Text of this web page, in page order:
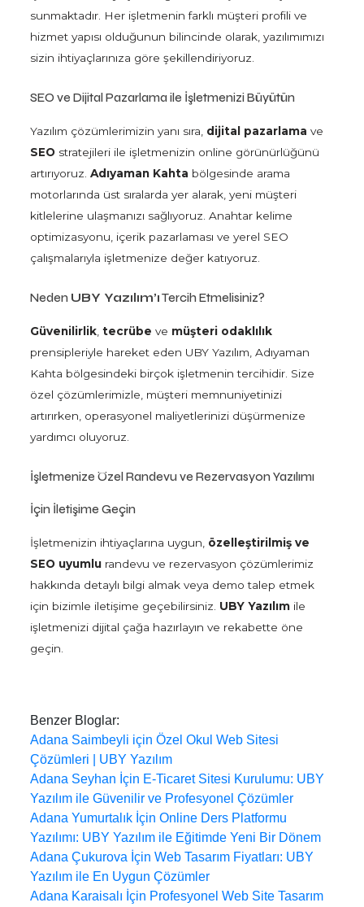
sunmaktadır. Her işletmenin farklı müşteri profili ve
hizmet yapısı olduğunun bilincinde olarak, yazılımımızı
sizin ihtiyaçlarınıza göre şekillendiriyoruz.
SEO ve Dijital Pazarlama ile İşletmenizi Büyütün
Yazılım çözümlerimizin yanı sıra, dijital pazarlama ve
SEO stratejileri ile işletmenizin online görünürlüğünü
artırıyoruz.Adıyaman Kahta bölgesinde arama
motorlarında üst sıralarda yer alarak, yeni müşteri
kitlelerine ulaşmanızı sağlıyoruz. Anahtar kelime
optimizasyonu, içerik pazarlaması ve yerel SEO
çalışmalarıyla işletmenize değer katıyoruz.
Neden UBY Yazılım’ıTercih Etmelisiniz?
Güvenilirlik ,tecrübe ve müşteri odaklılık
prensipleriyle hareket eden UBY Yazılım, Adıyaman
Kahta bölgesindeki birçok işletmenin tercihidir. Size
özel çözümlerimizle, müşteri memnuniyetinizi
artırırken, operasyonel maliyetlerinizi düşürmenize
yardımcı oluyoruz.
İşletmenize Özel Randevu ve Rezervasyon Yazılımı
İçin İletişime Geçin
İşletmenizin ihtiyaçlarına uygun, özelleştirilmiş ve
SEO uyumlu randevu ve rezervasyon çözümlerimiz
hakkında detaylı bilgi almak veya demo talep etmek
için bizimle iletişime geçebilirsiniz. UBY Yazılım ile
işletmenizi dijital çağa hazırlayın ve rekabette öne
geçin.
Benzer Bloglar:
Adana Saimbeyli için Özel Okul Web Sitesi
Çözümleri | UBY Yazılım
Adana Seyhan İçin E-Ticaret Sitesi Kurulumu: UBY
Yazılım ile Güvenilir ve Profesyonel Çözümler
Adana Yumurtalık İçin Online Ders Platformu
Yazılımı: UBY Yazılım ile Eğitimde Yeni Bir Dönem
Adana Çukurova İçin Web Tasarım Fiyatları: UBY
Yazılım ile En Uygun Çözümler
Adana Karaisalı İçin Profesyonel Web Site Tasarım